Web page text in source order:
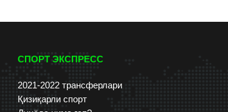
СПОРТ ЭКСПРЕСС
2021-2022 трансферлари
Қизиқарли спорт